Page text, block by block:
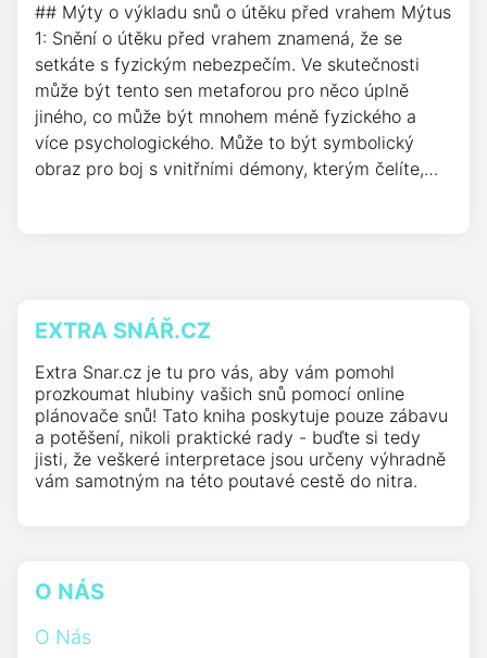
## Mýty o výkladu snů o útěku před vrahem Mýtus
1: Snění o útěku před vrahem znamená, že se
setkáte s fyzickým nebezpečím. Ve skutečnosti
může být tento sen metaforou pro něco úplně
jiného, co může být mnohem méně fyzického a
více psychologického. Může to být symbolický
obraz pro boj s vnitřními démony, kterým čelíte,…
EXTRA SNÁŘ.CZ
Extra Snar.cz je tu pro vás, aby vám pomohl
prozkoumat hlubiny vašich snů pomocí online
plánovače snů! Tato kniha poskytuje pouze zábavu
a potěšení, nikoli praktické rady - buďte si tedy
jisti, že veškeré interpretace jsou určeny výhradně
vám samotným na této poutavé cestě do nitra.
O NÁS
O Nás